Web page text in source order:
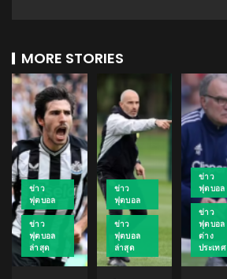
MORE STORIES
ข่าว
ฟุตบอล
ข่าว
ฟุตบอล
ล่าสุด
ข่าว
ฟุตบอล
ข่าว
ฟุตบอล
ล่าสุด
ข่าว
ฟุตบอล
ข่าว
ฟุตบอล
ต่าง
ประเทศ